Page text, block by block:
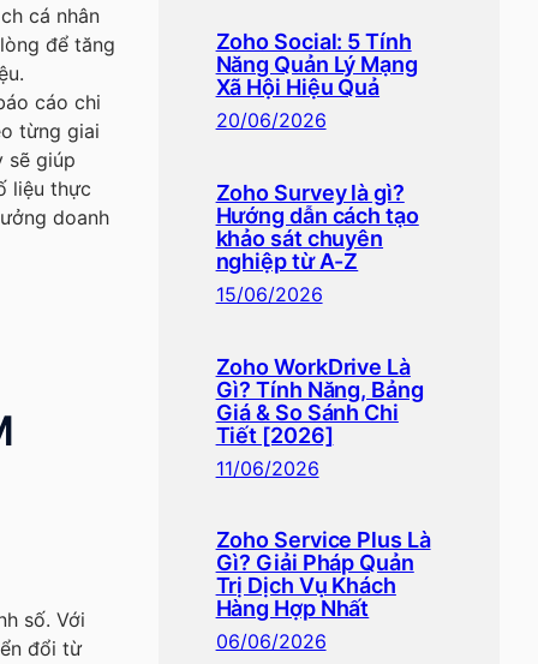
cá nhân
để tăng
cáo chi
từng giai
sẽ giúp
liệu thực
doanh
số. Với
đổi từ
Zoho Social: 5 Tính
Năng Quản Lý Mạng
Xã Hội Hiệu Quả
20/06/2026
Zoho Survey là gì?
Hướng dẫn cách tạo
khảo sát chuyên
nghiệp từ A-Z
15/06/2026
Zoho WorkDrive Là
Gì? Tính Năng, Bảng
Giá & So Sánh Chi
Tiết [2026]
11/06/2026
Zoho Service Plus Là
Gì? Giải Pháp Quản
Trị Dịch Vụ Khách
Hàng Hợp Nhất
06/06/2026